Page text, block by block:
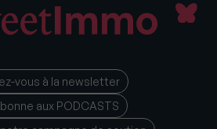
vous à la newsletter
aux PODCASTS